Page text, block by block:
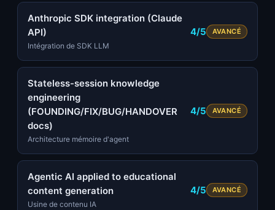
Anthropic SDK integration (Claude
API)
Intégration de SDK LLM
4/5 AVANCÉ
Stateless-session knowledge
engineering
(FOUNDING/FIX/BUG/HANDOVER
docs)
Architecture mémoire d'agent
4/5 AVANCÉ
Agentic AI applied to educational
content generation
Usine de contenu IA
4/5 AVANCÉ